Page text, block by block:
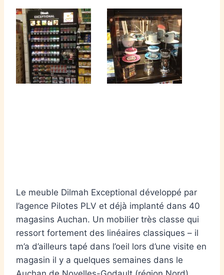
Le meuble Dilmah Exceptional développé par
l’agence Pilotes PLV et déjà implanté dans 40
magasins Auchan. Un mobilier très classe qui
ressort fortement des linéaires classiques – il
m’a d’ailleurs tapé dans l’oeil lors d’une visite en
magasin il y a quelques semaines dans le